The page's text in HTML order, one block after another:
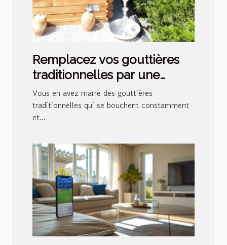
Remplacez vos gouttières
traditionnelles par une
chaîne de pluie japonaise !
Vous en avez marre des gouttières
traditionnelles qui se bouchent constamment
et...